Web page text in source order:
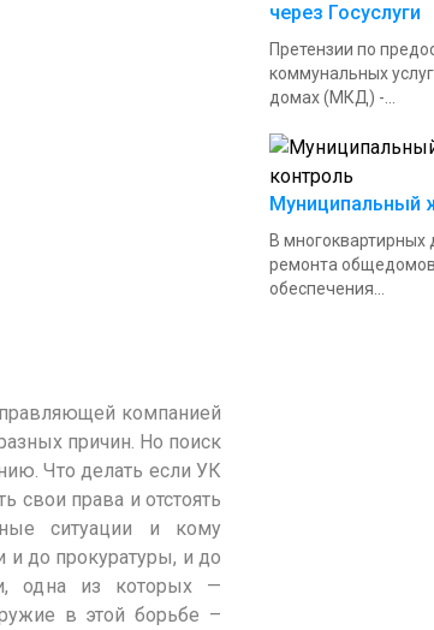
компанией
причин. Но поиск
Что делать если УК
свои права и отстоять
ситуации и кому
и до прокуратуры, и до
одна из которых —
в этой борьбе –
через Госуслуги
Претензии по
коммунальных
домах (МКД) -...
Муниципальный
В
ремонта
обеспечения...